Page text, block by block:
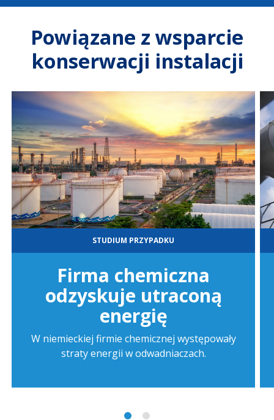
Powiązane z wsparcie
konserwacji instalacji
STUDIUM PRZYPADKU
Firma chemiczna
odzyskuje utraconą
energię
W niemieckiej firmie chemicznej występowały
straty energii w odwadniaczach.